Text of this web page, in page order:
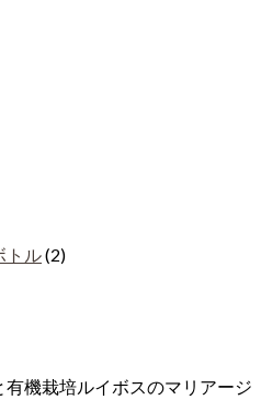
トル(2)
機栽培ルイボスのマリアージ